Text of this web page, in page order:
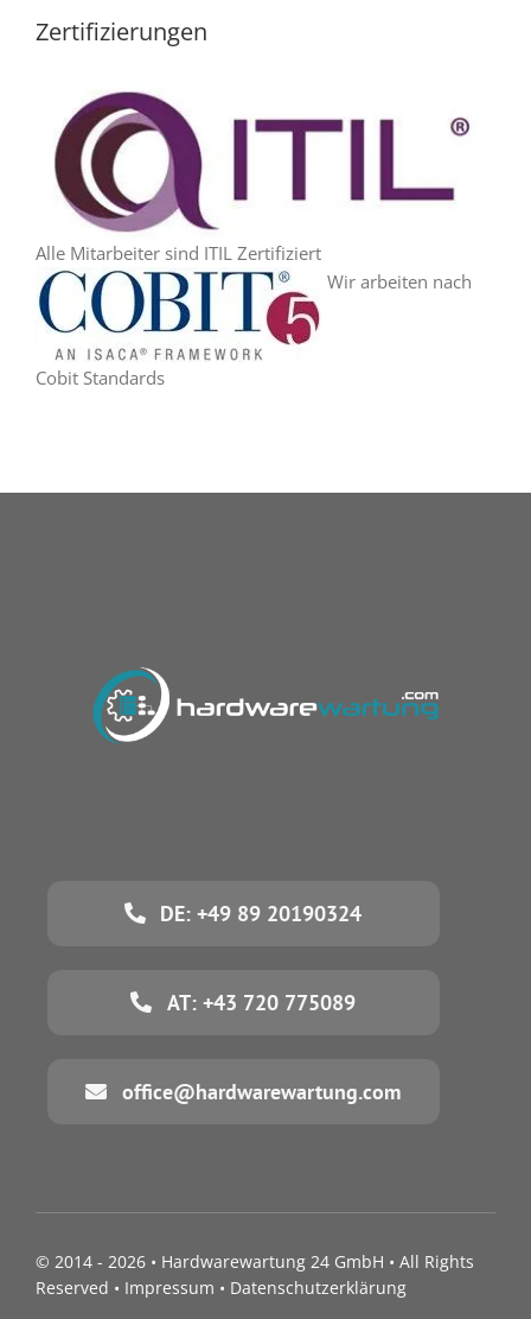
Zertifizierungen
Alle Mitarbeiter sind ITIL Zertifiziert
Wir arbeiten nach
Cobit Standards
DE: +49 89 20190324
AT: +43 720 775089
office@hardwarewartung.com
© 2014 - 2026 • Hardwarewartung 24 GmbH • All Rights
Reserved • Impressum • Datenschutzerklärung